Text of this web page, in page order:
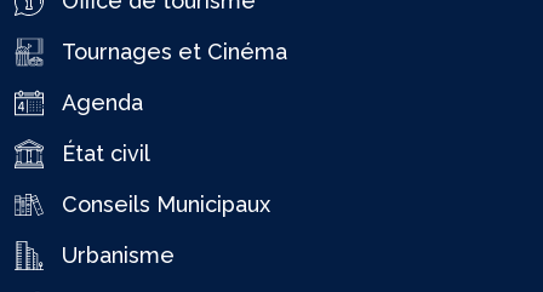
Tournages et Cinéma
Agenda
État civil
Conseils Municipaux
Urbanisme